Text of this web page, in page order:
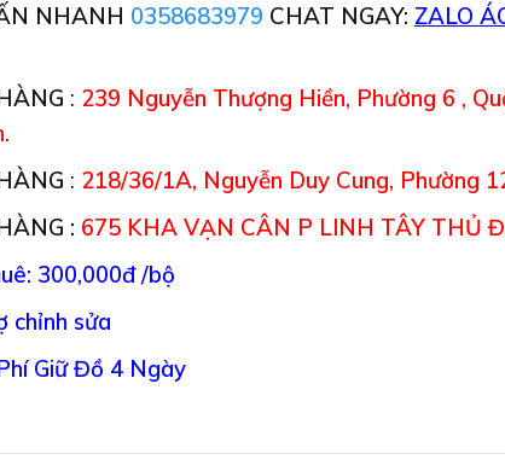
NHANH 0358683979 CHAT NGAY: ZALO
: 239 Nguyễn Thượng Hiền, Phường 6 ,
: 218/36/1A, Nguyễn Duy Cung, Phường
: 675 KHA VẠN CÂN P LINH TÂY THỦ
300,000đ /bộ
chỉnh sửa
Giữ Đồ 4 Ngày